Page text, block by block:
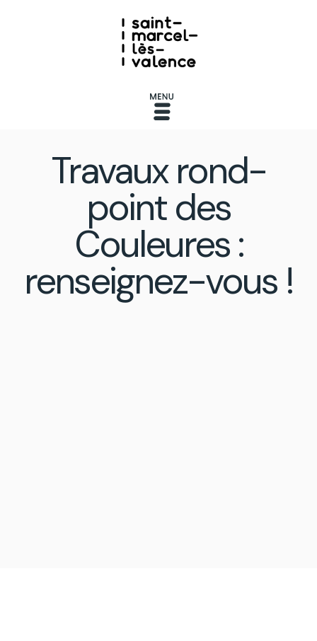
Travaux rond-
point des
Couleures :
renseignez-vous !